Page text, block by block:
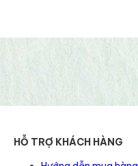
HỖ TRỢ KHÁCH HÀNG